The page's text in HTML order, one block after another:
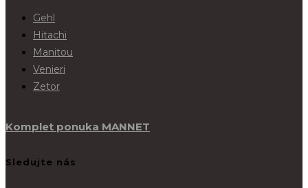
Gehl
Hitachi
Manitou
Venieri
Zetor
Komplet ponuka MANNET
Sledujte nás